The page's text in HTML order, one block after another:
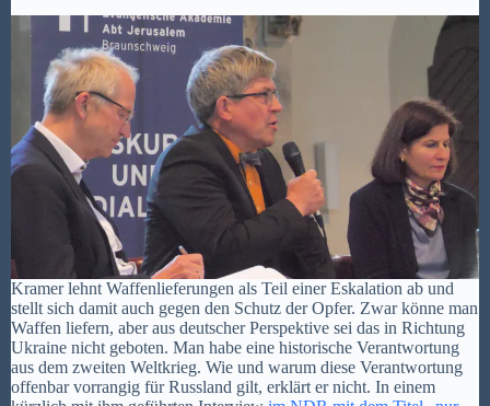
Kramer lehnt Waffenlieferungen als Teil einer Eskalation ab und
stellt sich damit auch gegen den Schutz der Opfer. Zwar könne man
Waffen liefern, aber aus deutscher Perspektive sei das in Richtung
Ukraine nicht geboten. Man habe eine historische Verantwortung
aus dem zweiten Weltkrieg. Wie und warum diese Verantwortung
offenbar vorrangig für Russland gilt, erklärt er nicht. In einem